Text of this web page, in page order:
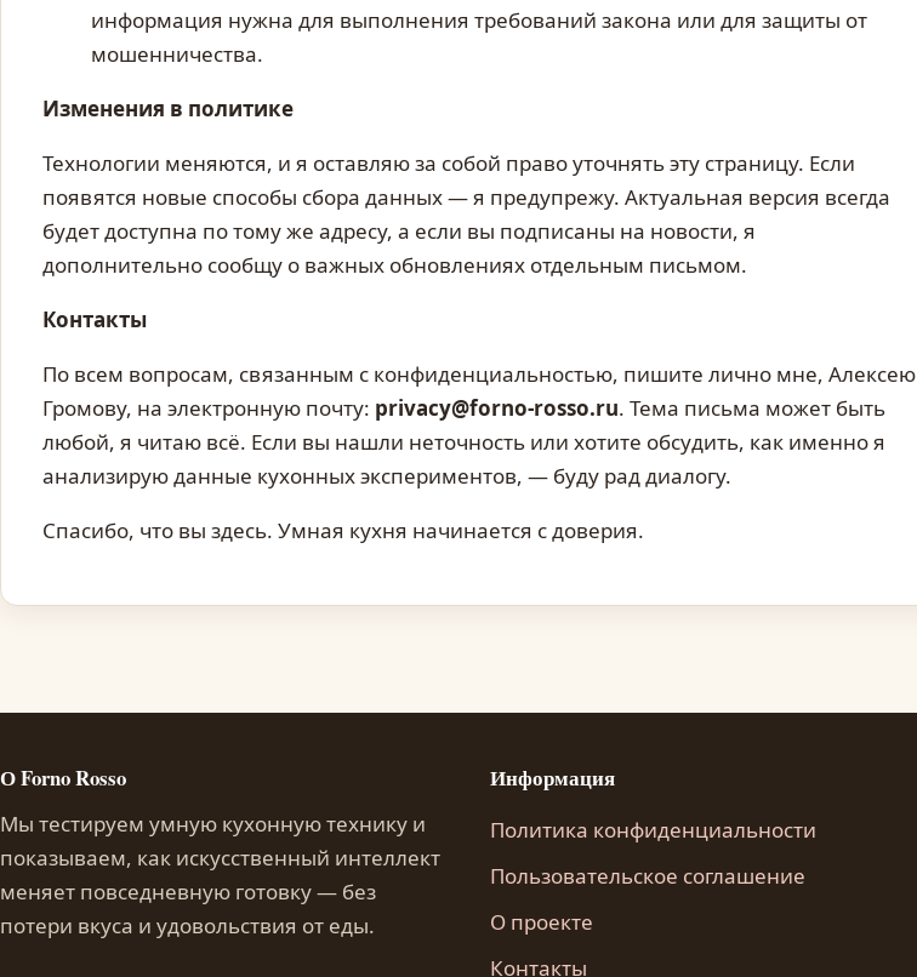
информация нужна для выполнения требований закона или для защиты от
мошенничества.
Изменения в политике
Технологии меняются, и я оставляю за собой право уточнять эту страницу. Если
появятся новые способы сбора данных — я предупрежу. Актуальная версия всегда
будет доступна по тому же адресу, а если вы подписаны на новости, я
дополнительно сообщу о важных обновлениях отдельным письмом.
Контакты
По всем вопросам, связанным с конфиденциальностью, пишите лично мне, Алексею
Громову, на электронную почту: privacy@forno-rosso.ru. Тема письма может быть
любой, я читаю всё. Если вы нашли неточность или хотите обсудить, как именно я
анализирую данные кухонных экспериментов, — буду рад диалогу.
Спасибо, что вы здесь. Умная кухня начинается с доверия.
О Forno Rosso
Мы тестируем умную кухонную технику и
показываем, как искусственный интеллект
меняет повседневную готовку — без
потери вкуса и удовольствия от еды.
Информация
Политика конфиденциальности
Пользовательское соглашение
О проекте
Контакты